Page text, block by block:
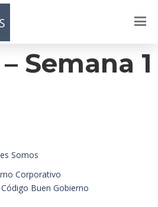
Sur –
Semana 1
Somos
Corporativo
Código Buen Gobierno